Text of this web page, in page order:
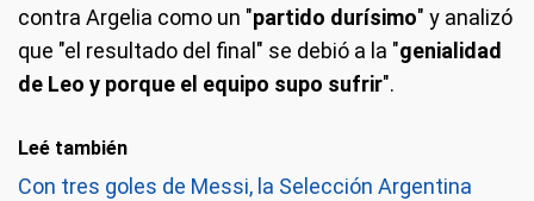
contra Argelia como un "partido durísimo" y analizó
que "el resultado del final" se debió a la "genialidad
de Leo y porque el equipo supo sufrir".
Leé también
Con tres goles de Messi, la Selección Argentina